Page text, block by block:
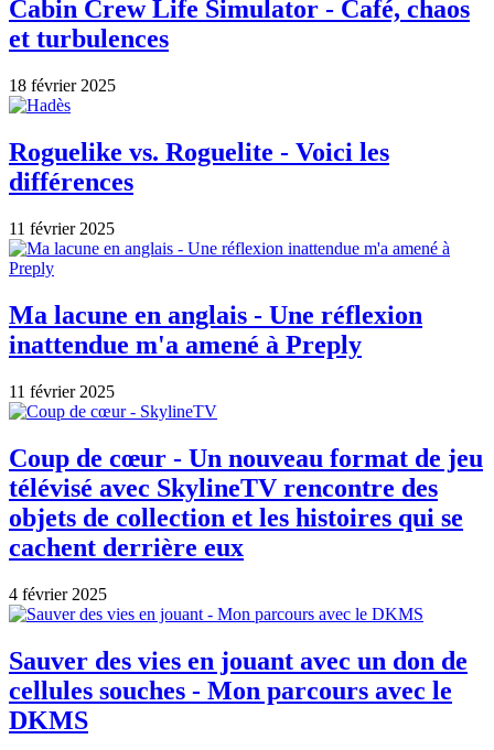
Cabin Crew Life Simulator - Café, chaos
et turbulences
18 février 2025
Roguelike vs. Roguelite - Voici les
différences
11 février 2025
Ma lacune en anglais - Une réflexion
inattendue m'a amené à Preply
11 février 2025
Coup de cœur - Un nouveau format de jeu
télévisé avec SkylineTV rencontre des
objets de collection et les histoires qui se
cachent derrière eux
4 février 2025
Sauver des vies en jouant avec un don de
cellules souches - Mon parcours avec le
DKMS